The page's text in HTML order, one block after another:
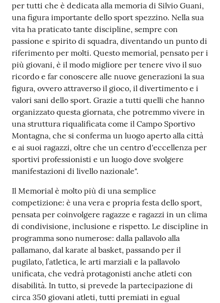
A
n
a
g
r
a
f
i
c
i
o
n
l
i
n
e
A
N
P
R
Tutti
gli
argomenti...
per tutti che è dedicata alla memoria di Silvio Guani,
una figura importante dello sport spezzino. Nella sua
vita ha praticato tante discipline, sempre con
passione e spirito di squadra, diventando un punto di
riferimento per molti. Questo memorial, pensato per i
più giovani, è il modo migliore per tenere vivo il suo
ricordo e far conoscere alle nuove generazioni la sua
figura, ovvero attraverso il gioco, il divertimento e i
valori sani dello sport. Grazie a tutti quelli che hanno
organizzato questa giornata, che potremmo vivere in
una struttura riqualificata come il Campo Sportivo
Montagna, che si conferma un luogo aperto alla città
e ai suoi ragazzi, oltre che un centro d'eccellenza per
sportivi professionisti e un luogo dove svolgere
manifestazioni di livello nazionale".
Il Memorial è molto più di una semplice
competizione: è una vera e propria festa dello sport,
pensata per coinvolgere ragazze e ragazzi in un clima
di condivisione, inclusione e rispetto. Le discipline in
programma sono numerose: dalla pallavolo alla
pallamano, dal karate al basket, passando per il
pugilato, l’atletica, le arti marziali e la pallavolo
unificata, che vedrà protagonisti anche atleti con
disabilità. In tutto, si prevede la partecipazione di
circa 350 giovani atleti, tutti premiati in egual